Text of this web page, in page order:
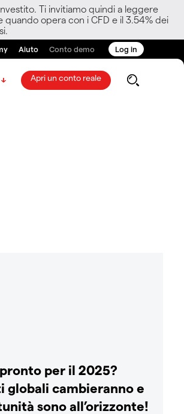
Ti invitiamo quindi a leggere
opera con i CFD e il 3.54% dei
Aiuto Conto demo Log in
Apri un conto reale
per il 2025?
globali cambieranno e
sono all’orizzonte!